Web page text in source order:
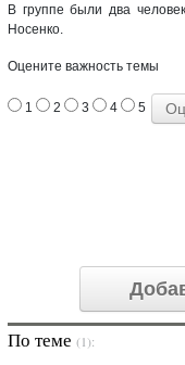
В группе были два
Носенко.
Оцените важность темы
1 2 3 4 5
По теме (1):